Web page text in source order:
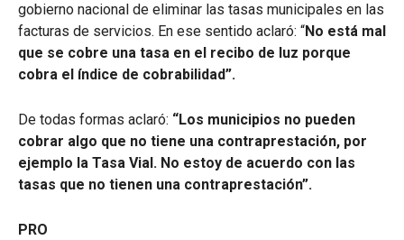
gobierno nacional de eliminar las tasas municipales en las
facturas de servicios. En ese sentido aclaró: “No está mal
que se cobre una tasa en el recibo de luz porque
cobra el índice de cobrabilidad”.
De todas formas aclaró: “Los municipios no pueden
cobrar algo que no tiene una contraprestación, por
ejemplo la Tasa Vial. No estoy de acuerdo con las
tasas que no tienen una contraprestación”.
PRO